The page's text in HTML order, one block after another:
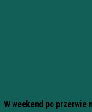
W weekend po przerwie